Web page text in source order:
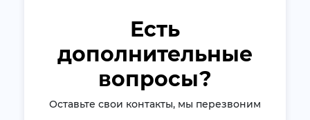
Есть
дополнительные
вопросы?
Оставьте свои контакты, мы перезвоним